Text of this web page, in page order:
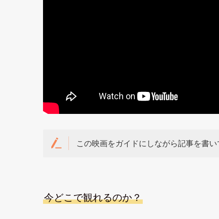
この映画をガイドにしながら記事を書
今どこで観れるのか？